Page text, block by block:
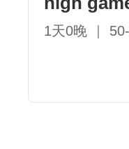
1天0晚 ｜